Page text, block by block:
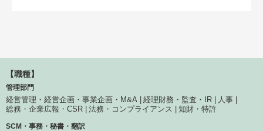
【職種】
管理部門
経営管理・経営企画・事業企画・M&A 経理財務・監査・IR
人事
総務・企業広報・CSR
法務・コンプライアンス 知財・特許
SCM・事務・秘書・翻訳